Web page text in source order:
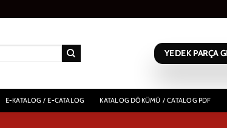
YEDEK PARÇA
E-KATALOG / E-CATALOG KATALOG DÖKÜMÜ / CATALOG PDF